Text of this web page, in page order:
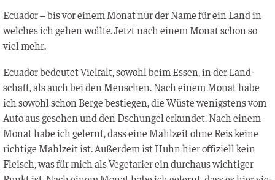
Ecua­dor – bis vor einem Monat nur der Name für ein Land in
wel­ches ich gehen woll­te. Jetzt nach einem Monat schon so
viel mehr.
Ecua­dor bedeu­tet Viel­falt, sowohl beim Essen, in der Land­
schaft, als auch bei den Men­schen. Nach einem Monat habe
ich sowohl schon Ber­ge bestie­gen, die Wüs­te wenigs­tens vom
Auto aus gese­hen und den Dschun­gel erkun­det. Nach einem
Monat habe ich gelernt, dass eine Mahl­zeit ohne Reis kei­ne
rich­ti­ge Mahl­zeit ist. Außer­dem ist Huhn hier offi­zi­ell kein
Fleisch, was für mich als Vege­ta­ri­er ein durch­aus wich­ti­ger